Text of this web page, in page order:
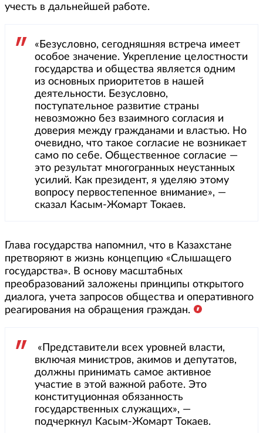
учесть в дальнейшей работе.
«Безусловно, сегодняшняя встреча имеет
особое значение. Укрепление целостности
государства и общества является одним
из основных приоритетов в нашей
деятельности. Безусловно,
поступательное развитие страны
невозможно без взаимного согласия и
доверия между гражданами и властью. Но
очевидно, что такое согласие не возникает
само по себе. Общественное согласие —
это результат многогранных неустанных
усилий. Как президент, я уделяю этому
вопросу первостепенное внимание», —
сказал Касым-Жомарт Токаев.
Глава государства напомнил, что в Казахстане
претворяют в жизнь концепцию «Слышащего
государства». В основу масштабных
преобразований заложены принципы открытого
диалога, учета запросов общества и оперативного
реагирования на обращения граждан.
«Представители всех уровней власти,
включая министров, акимов и депутатов,
должны принимать самое активное
участие в этой важной работе. Это
конституционная обязанность
государственных служащих», —
подчеркнул Касым-Жомарт Токаев.